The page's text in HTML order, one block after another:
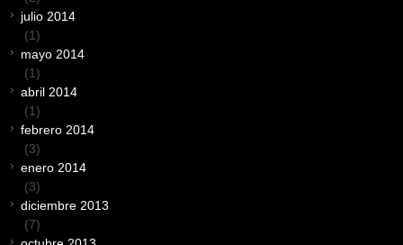
julio 2014
(1)
mayo 2014
(1)
abril 2014
(1)
febrero 2014
(3)
enero 2014
(3)
diciembre 2013
(7)